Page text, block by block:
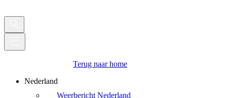
Terug naar home
Nederland
Weerbericht Nederland